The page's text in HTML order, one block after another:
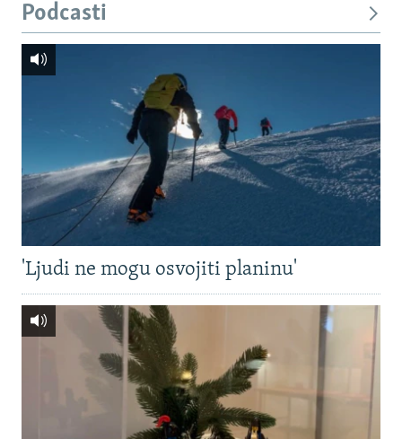
Podcasti
'Ljudi ne mogu osvojiti planinu'